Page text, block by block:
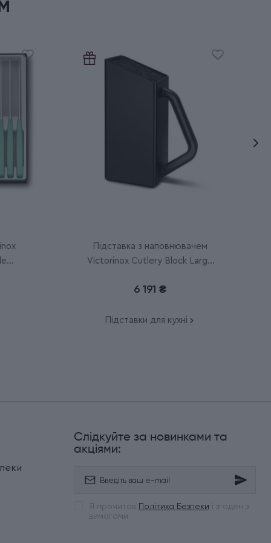
Підставка з наповнювачем
Victorinox Cutlery Block Large
6 191 ₴
Підставки для кухні
Слідкуйте за новинками та
акціями:
Я прочитав Політика Безпеки і згоден з
вимогами